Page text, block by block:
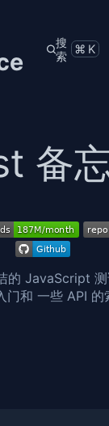
搜
索
⌘K
备
的 JavaScript
门和 一些 API 的